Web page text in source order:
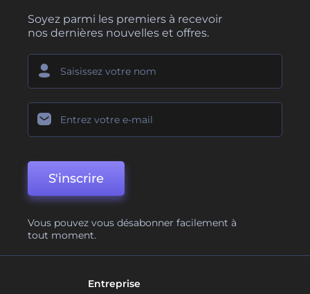
Soyez parmi les premiers à recevoir
nos dernières nouvelles et offres.
S'inscrire
Vous pouvez vous désabonner facilement à
tout moment.
Entreprise